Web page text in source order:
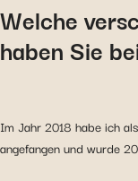
Welche
haben Sie
Im Jahr 2018 habe ich
angefangen und wurde